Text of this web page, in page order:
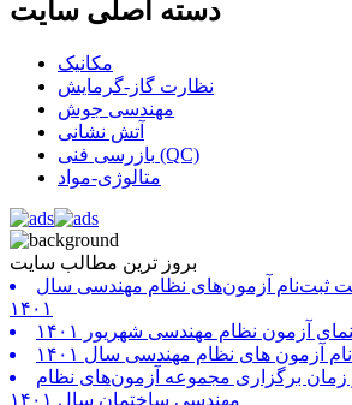
دسته اصلی سایت
مکانیک
نظارت گاز-گرمایش
مهندسی جوش
آتش نشانی
بازرسی فنی (QC)
متالوژی-مواد
بروز ترین مطالب سایت
ثبت‌نام آزمون‌های نظام مهندسی سال
۱۴۰۱
آزمون نظام مهندسی شهریور ۱۴۰۱
آزمون های نظام مهندسی سال ۱۴۰۱
زمان برگزاری مجموعه آزمون‌های نظام
مهندسی ساختمان سال ۱۴۰۱